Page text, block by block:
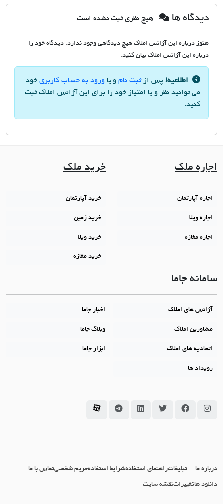
دیدگاه ها هیچ نظری ثبت نشده است
هنوز درباره این آژانس املاک هیچ دیدگاهی وجود ندارد. دیدگاه خود را
درباره این آژانس املاک بیان کنید.
اطلاعیه! پس ازثبت نام و یا ورود به حساب کاربری خود
می توانید نظر و یا امتیاز خود را برای این آژانس املاک ثبت
کنید.
اجاره ملک
اجاره آپارتمان
اجاره ویلا
اجاره مغازه
خرید ملک
خرید آپارتمان
خرید زمین
خرید ویلا
خرید مغازه
سامانه جاما
آژانس های املاک اخبار جاما
مشاورین املاک وبلاگ جاما
اتحادیه های املاک ابزار جاما
رویداد ها
سامانه جاما در اینستاگرام
سامانه جاما در فیسبوک
سامانه جاما در توئیتر
سامانه جاما در لینکداین
سامانه جاما در تلگرام
سامانه جاما در آپارات
درباره ما تبلیغاتراهنمای استفادهشرایط استفادهحریم شخصیتماس با ما
دانلود هاتغییراتنقشه سایت